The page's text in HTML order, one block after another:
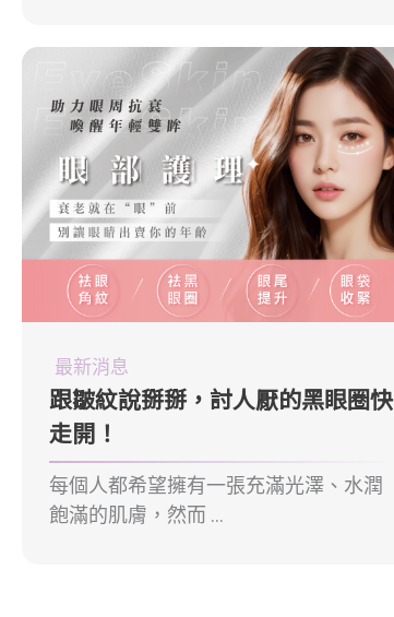
最新消息
跟皺紋說掰掰，討人厭的黑眼圈快
走開！
每個人都希望擁有一張充滿光澤、水潤
飽滿的肌膚，然而 ...